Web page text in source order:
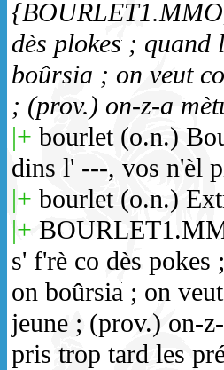
dès plokes ;
boûrsia ; on veut
; (prov.) on-z-a
|+ bourlet (o.n.)
dins l' ---, vos n'èl
|+ bourlet (o.n.)
|+
s' f'rè co dès
on boûrsia ; on
jeune ; (prov.) on-
pris trop tard les